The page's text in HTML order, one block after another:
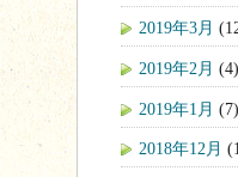
2019年3月
2019年2月 (4)
2019年1月 (7)
2018年12月